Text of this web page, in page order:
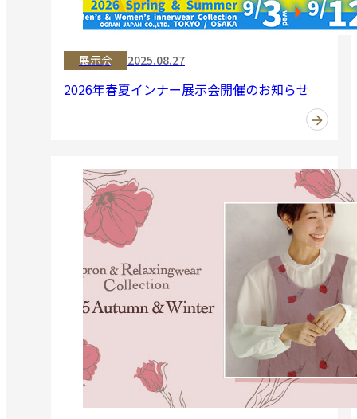
展示会 2025.08.27
2026年春夏インナー展示会開催のお知らせ